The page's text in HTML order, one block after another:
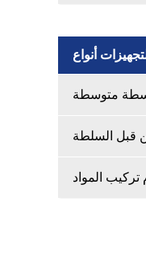
أنواع
متوسطة
قبل السلطة
المواد